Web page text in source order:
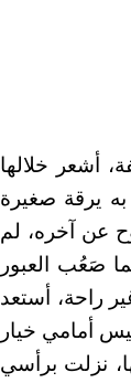
أشعر خلالها
به يرقة صغيرة
عن آخره، لم
صَعُب العبور
راحة، أستعد
أمامي خيار
نزلت برأسي